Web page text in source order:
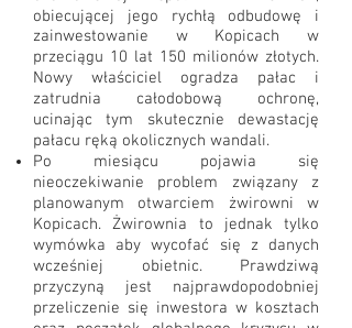
obiecującej jego rychłą odbudowę i
zainwestowanie w Kopicach w
przeciągu 10 lat 150 milionów złotych.
Nowy właściciel ogradza pałac i
zatrudnia całodobową ochronę,
ucinając tym skutecznie dewastację
pałacu ręką okolicznych wandali.
Po miesiącu pojawia się
nieoczekiwanie problem związany z
planowanym otwarciem żwirowni w
Kopicach. Żwirownia to jednak tylko
wymówka aby wycofać się z danych
wcześniej obietnic. Prawdziwą
przyczyną jest najprawdopodobniej
przeliczenie się inwestora w kosztach